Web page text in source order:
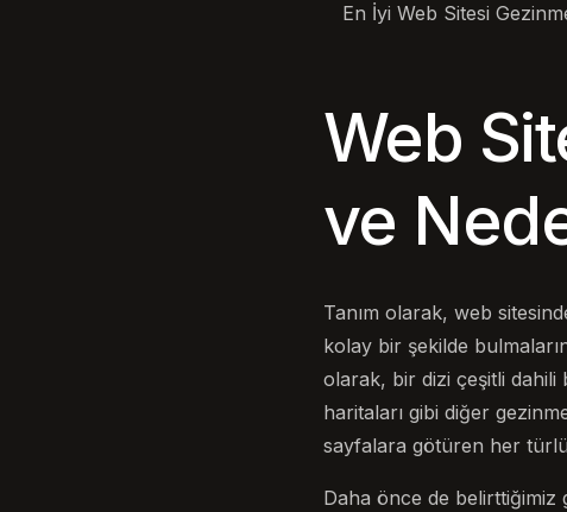
En İyi Web Sitesi
Web
ve
Tanım olarak, web
kolay bir şekilde
olarak, bir dizi çeşitli dahili
haritaları gibi diğer
sayfalara götüren her türlü
Daha önce de belirttiğimiz